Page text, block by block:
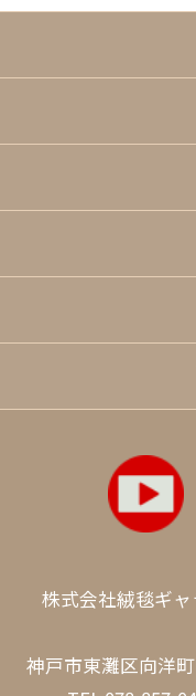
株式会社絨毯ギ
神戸市東灘区向洋